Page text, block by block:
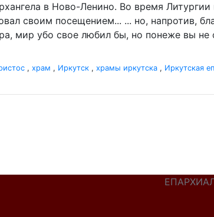
в Ново-Ленино. Во время
своим посещением... ... но, напротив,
мир убо свое любил бы, но понеже вы не
, храм , Иркутск , храмы иркутска , Иркутская